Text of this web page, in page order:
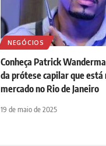
NEGÓCIOS
Conheça Patrick
da prótese capilar que
mercado no Rio de Janeiro
19 de maio de 2025